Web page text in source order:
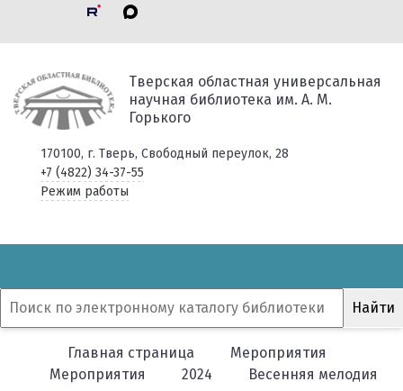
Тверская областная универсальная
научная библиотека им. А. М.
Горького
170100, г. Тверь, Свободный переулок, 28
+7 (4822) 34-37-55
Режим работы
Главная страница
Мероприятия
Мероприятия
2024 Весенняя мелодия